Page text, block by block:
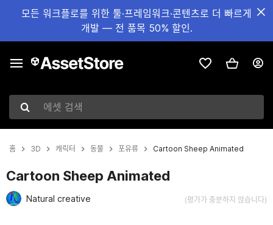
모든 워크플로를 위한 툴·프레임워크·콘텐츠로 더 빠르게
개발 — 전 품목 50% 할인.
에셋 검색
홈 3D 캐릭터 동물 포유류 Cartoon Sheep Animated
Cartoon Sheep Animated
Natural creative (평가가 충분하지 않습니다)